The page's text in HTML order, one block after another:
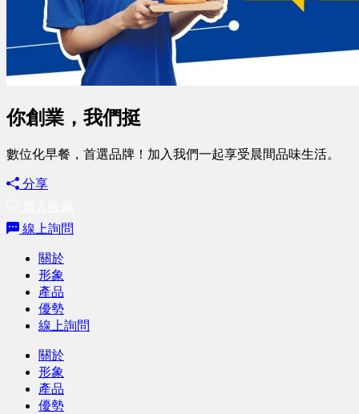
你創業，我們挺
數位化早餐，首選品牌！加入我們一起享受晨間品味生活。
分享
線上詢問
關於
形象
產品
優勢
線上詢問
關於
形象
產品
優勢